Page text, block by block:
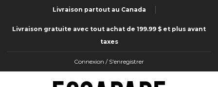
Livraison partout au Canada
Livraison gratuite avec tout achat de 199.99 $ et plus avant
taxes
Connexion / S'enregistrer